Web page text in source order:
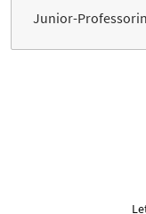
Junior-